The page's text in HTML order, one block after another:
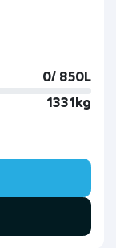
0/ 850L
1331kg